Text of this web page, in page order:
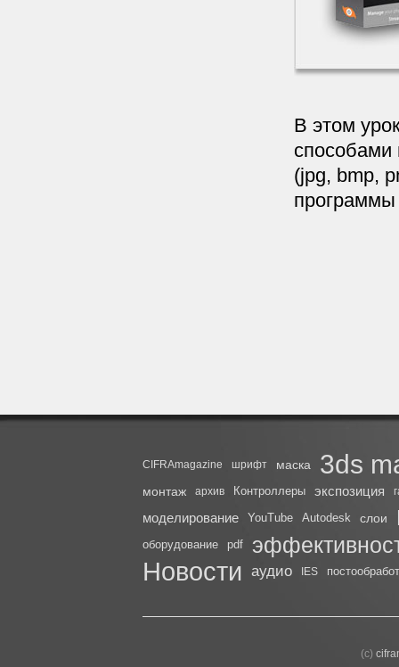
В этом
(jpg, bmp,
программы
CIFRAmagazine шрифт маска 3ds
монтаж архив Контроллеры экспозиция
моделирование YouTube Autodesk слои
оборудование pdf
Новости аудио IES
(с)